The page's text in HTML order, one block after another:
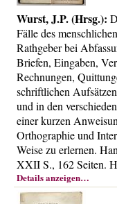
…der letzten Wochen
…der letzten Tage
Gesamtbestand
Ankauf
Warenkorb
Über uns
Kontakt
Impressum
Versandkosten
Wurst, J.P. (Hrsg.):
Fälle des
Rathgeber bei
Briefen, Eingaben,
Rechnungen,
schriftlichen
und in den
einer kurzen
Orthographie und
Weise zu erlernen.
XXII S., 162 Seiten.
Details anzeigen…